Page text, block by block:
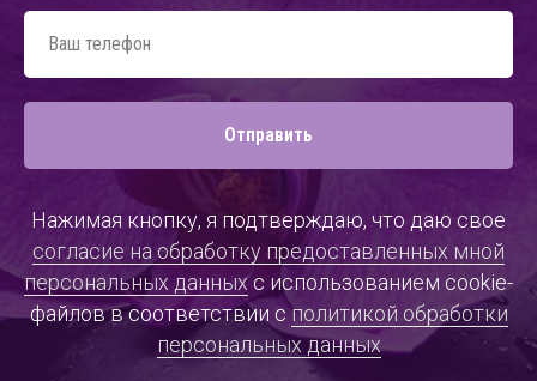
Ваш телефон
Отправить
Нажимая кнопку, я подтверждаю, что даю свое
согласие на обработку предоставленных мной
персональных данных с использованием cookie-
файлов в соответствии сполитикой обработки
персональных данных